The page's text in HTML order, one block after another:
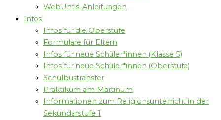
WebUntis-Anleitungen
Infos
Infos für die Oberstufe
Formulare für Eltern
Infos für neue Schüler*innen (Klasse 5)
Infos für neue Schüler*innen (Oberstufe)
Schulbustransfer
Praktikum am Martinum
Informationen zum Religionsunterricht in der
Sekundarstufe 1